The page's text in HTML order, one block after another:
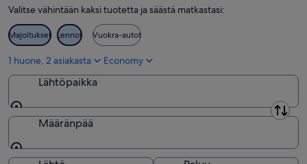
Raplamaa
Saarenmaa
Tartumaa
Viljandimaan maakunta
Võrumaa
Valitse vähintään kaksi tuotetta ja säästä matkastasi:
Majoitukset Lennot Vuokra-autot
1 huone, 2 asiakasta Economy
Lähtöpaikka
Lähtöpaikka
Määränpää
Määränpää